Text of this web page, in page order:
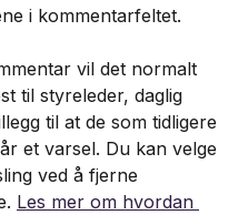
i kommentarfeltet.
vil det normalt
til styreleder, daglig
til at de som tidligere
et varsel. Du kan velge
ved å fjerne
Les mer om hvordan